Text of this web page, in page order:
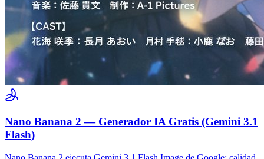
Nano Banana 2 — Generador IA Gratis (Gemini 3.1
Flash)